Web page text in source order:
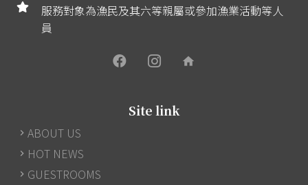
服務對象為漁民及其六等親屬或參加漁業活動等人
員
home
Site link
ABOUT US
HOT NEWS
GUESTROOMS